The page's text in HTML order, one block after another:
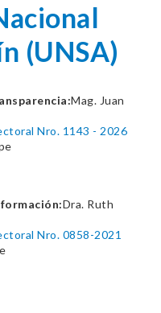
(UNSA)
Mag. Juan
Nro. 1143 - 2026
Dra. Ruth
Nro. 0858-2021